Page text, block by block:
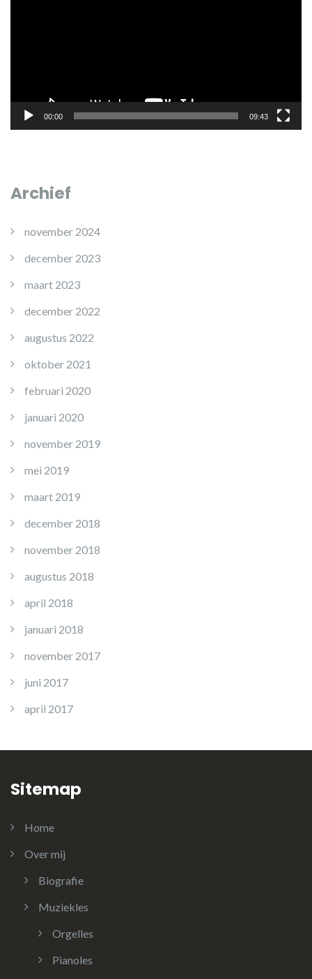
00:00 09:43
Archief
november 2024
december 2023
maart 2023
december 2022
augustus 2022
oktober 2021
februari 2020
januari 2020
november 2019
mei 2019
maart 2019
december 2018
november 2018
augustus 2018
april 2018
januari 2018
november 2017
juni 2017
april 2017
Sitemap
Home
Over mij
Biografie
Muziekles
Orgelles
Pianoles